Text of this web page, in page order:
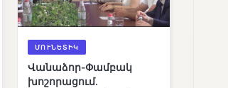
ՄՈՒՆԵՏԻԿ
Վանաձոր-Փամբակ
խոշորացում.